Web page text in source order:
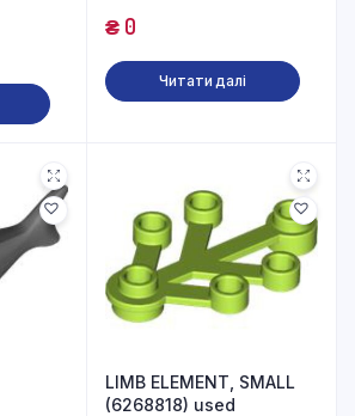
₴0
Читати далі
LIMB ELEMENT, SMALL
(6268818) used